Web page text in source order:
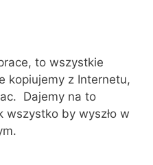
to wszystkie
kopiujemy z Internetu,
Dajemy na to
wszystko by wyszło w